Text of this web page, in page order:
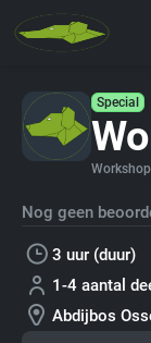
Special
Nog geen
3 uur (duur)
1-4 aantal
Abdijbos